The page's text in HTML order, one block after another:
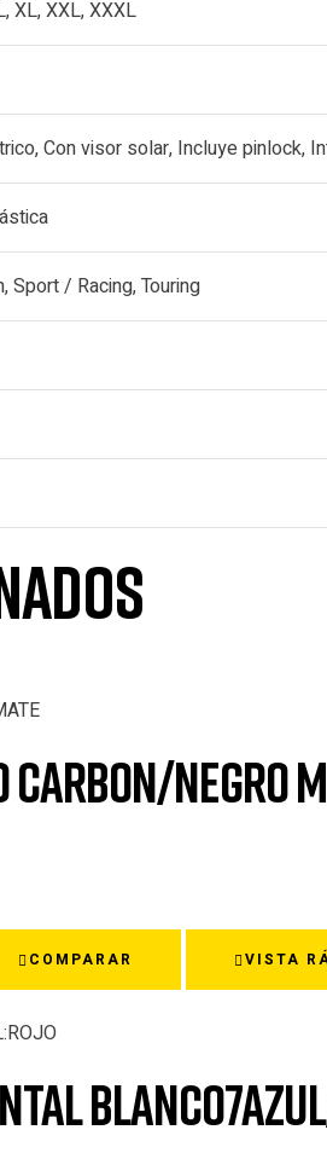
XL, XXL, XXXL
Con visor solar, Incluye pinlock,
Sport / Racing, Touring
CARBON/NEGRO
COMPARAR VISTA